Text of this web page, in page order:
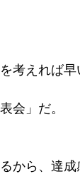
考えれば早
会」だ。
から、達成